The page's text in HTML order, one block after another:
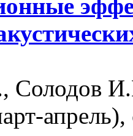
Солодов
апрель),